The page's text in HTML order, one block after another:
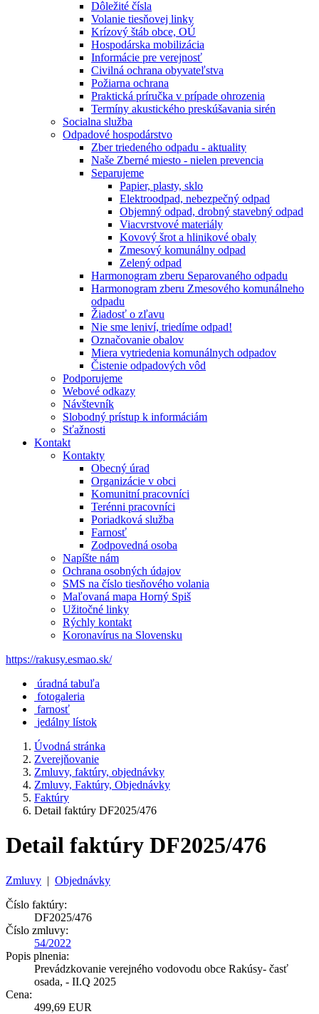
Dôležité čísla
Volanie tiesňovej linky
Krízový štáb obce, OÚ
Hospodárska mobilizácia
Informácie pre verejnosť
Civilná ochrana obyvateľstva
Požiarna ochrana
Praktická príručka v prípade ohrozenia
Termíny akustického preskúšavania sirén
Socialna služba
Odpadové hospodárstvo
Zber triedeného odpadu - aktuality
Naše Zberné miesto - nielen prevencia
Separujeme
Papier, plasty, sklo
Elektroodpad, nebezpečný odpad
Objemný odpad, drobný stavebný odpad
Viacvrstvové materiály
Kovový šrot a hlinikové obaly
Zmesový komunálny odpad
Zelený odpad
Harmonogram zberu Separovaného odpadu
Harmonogram zberu Zmesového komunálneho
odpadu
Žiadosť o zľavu
Nie sme leniví, triedíme odpad!
Označovanie obalov
Miera vytriedenia komunálnych odpadov
Čistenie odpadových vôd
Podporujeme
Webové odkazy
Návštevník
Slobodný prístup k informáciám
Sťažnosti
Kontakt
Kontakty
Obecný úrad
Organizácie v obci
Komunitní pracovníci
Terénni pracovníci
Poriadková služba
Farnosť
Zodpovedná osoba
Napíšte nám
Ochrana osobných údajov
SMS na číslo tiesňového volania
Maľovaná mapa Horný Spiš
Užitočné linky
Rýchly kontakt
Koronavírus na Slovensku
https://rakusy.esmao.sk/
úradná tabuľa
fotogaleria
farnosť
jedálny lístok
Úvodná stránka
Zverejňovanie
Zmluvy, faktúry, objednávky
Zmluvy, Faktúry, Objednávky
Faktúry
Detail faktúry DF2025/476
Detail faktúry DF2025/476
Zmluvy | Objednávky
Číslo faktúry:
DF2025/476
Číslo zmluvy:
54/2022
Popis plnenia:
Prevádzkovanie verejného vodovodu obce Rakúsy- časť
osada, - II.Q 2025
Cena:
499,69 EUR